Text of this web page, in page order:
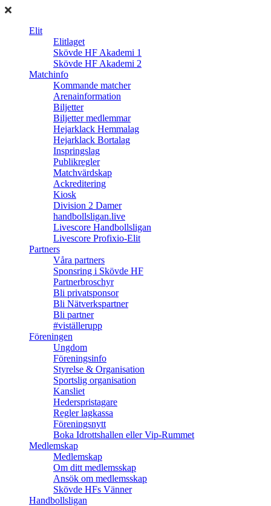
Elit
Elitlaget
Skövde HF Akademi 1
Skövde HF Akademi 2
Matchinfo
Kommande matcher
Arenainformation
Biljetter
Biljetter medlemmar
Hejarklack Hemmalag
Hejarklack Bortalag
Inspringslag
Publikregler
Matchvärdskap
Ackreditering
Kiosk
Division 2 Damer
handbollsligan.live
Livescore Handbollsligan
Livescore Profixio-Elit
Partners
Våra partners
Sponsring i Skövde HF
Partnerbroschyr
Bli privatsponsor
Bli Nätverkspartner
Bli partner
#viställerupp
Föreningen
Ungdom
Föreningsinfo
Styrelse & Organisation
Sportslig organisation
Kansliet
Hederspristagare
Regler lagkassa
Föreningsnytt
Boka Idrottshallen eller Vip-Rummet
Medlemskap
Medlemskap
Om ditt medlemsskap
Ansök om medlemsskap
Skövde HFs Vänner
Handbollsligan